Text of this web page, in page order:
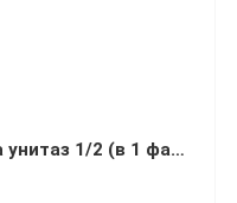
Гигиенические накладки на унитаз 1/2 (в 1 фальц) 200 штук